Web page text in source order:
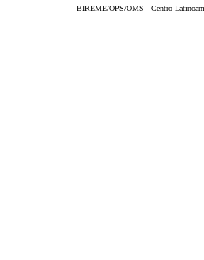
BIREME/OPS/OMS - Centro